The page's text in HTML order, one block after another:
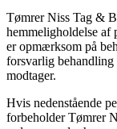
Tømrer Niss Tag &
hemmeligholdelse af
er opmærksom på
forsvarlig behandling
modtager.
Hvis nedenstående
forbeholderTømrer